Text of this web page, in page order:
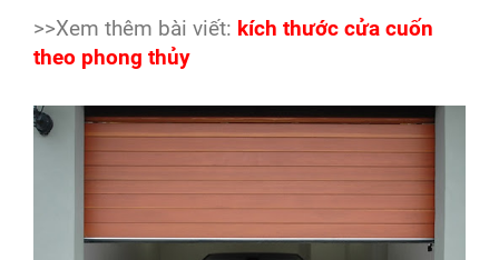
>>Xem thêm bài viết: kích thước cửa cuốn
theo phong thủy